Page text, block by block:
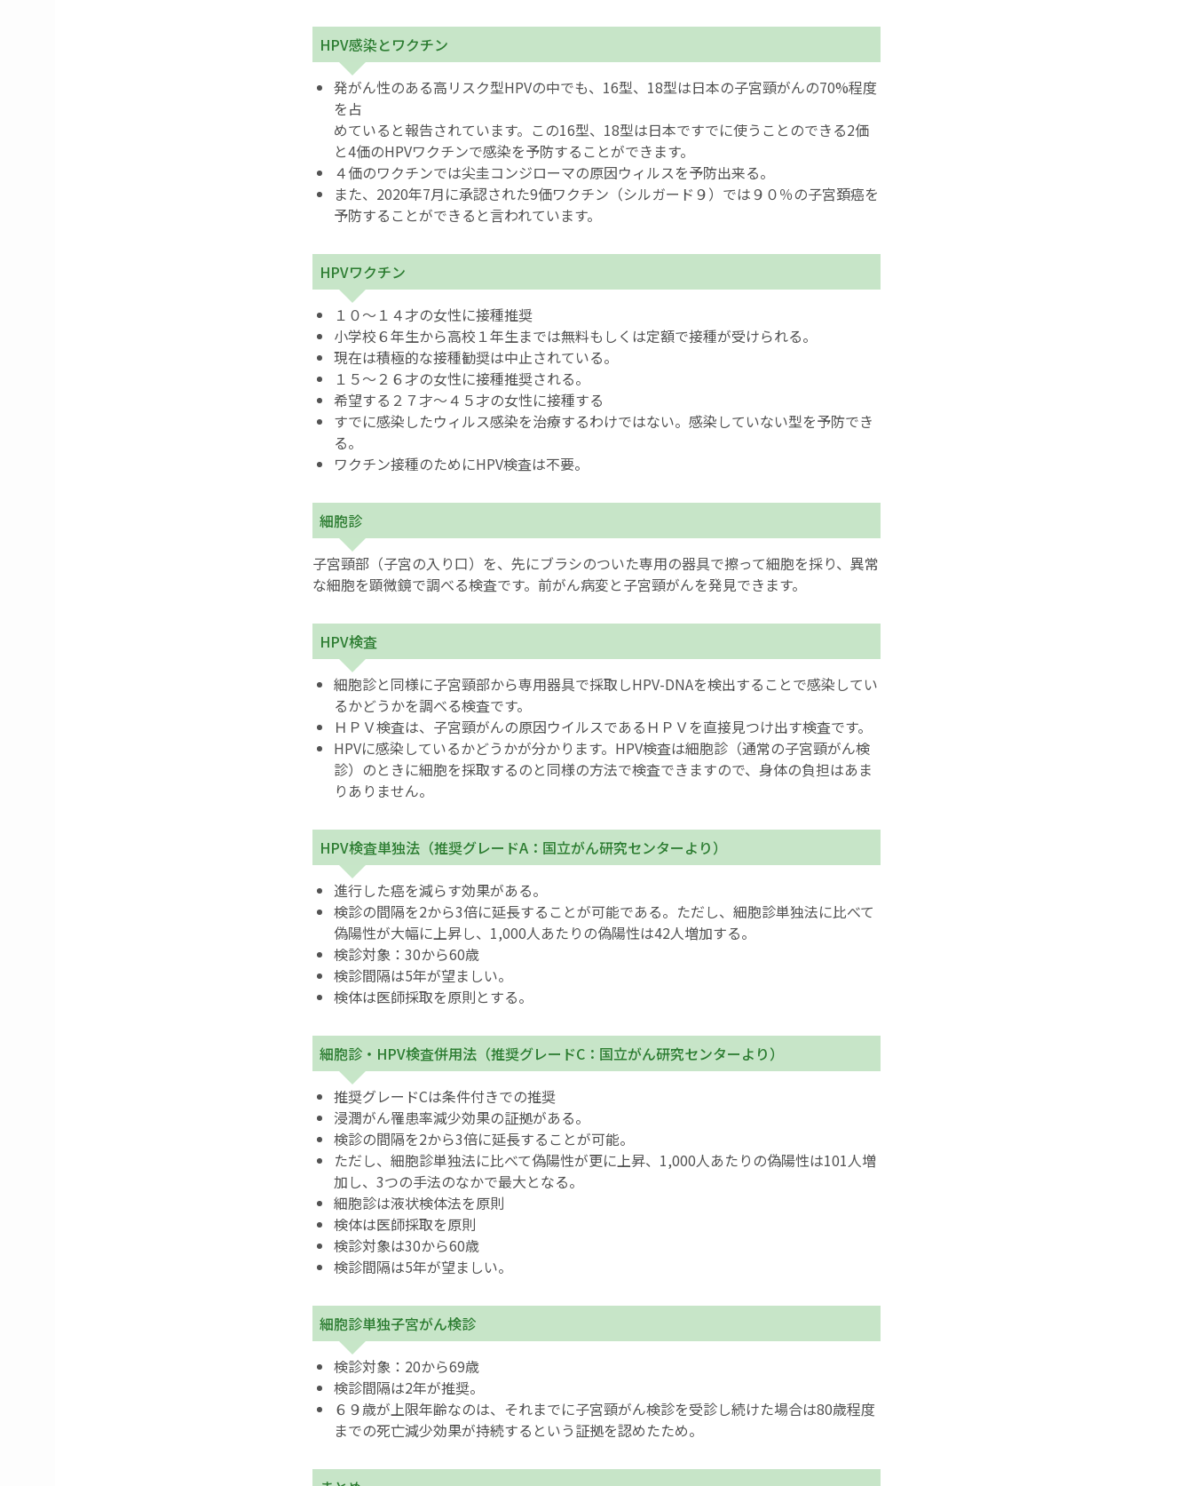
HPV感染とワクチン
発がん性のある高リスク型HPVの中でも、16型、18型は日本の子宮頸がんの70%程度
を占
めていると報告されています。この16型、18型は日本ですでに使うことのできる2価
と4価のHPVワクチンで感染を予防することができます。
４価のワクチンでは尖圭コンジローマの原因ウィルスを予防出来る。
また、2020年7月に承認された9価ワクチン（シルガード９）では９０％の子宮頚癌を
予防することができると言われています。
HPVワクチン
１０～１４才の女性に接種推奨
小学校６年生から高校１年生までは無料もしくは定額で接種が受けられる。
現在は積極的な接種勧奨は中止されている。
１５～２６才の女性に接種推奨される。
希望する２７才～４５才の女性に接種する
すでに感染したウィルス感染を治療するわけではない。感染していない型を予防でき
る。
ワクチン接種のためにHPV検査は不要。
細胞診
子宮頸部（子宮の入り口）を、先にブラシのついた専用の器具で擦って細胞を採り、異常
な細胞を顕微鏡で調べる検査です。前がん病変と子宮頸がんを発見できます。
HPV検査
細胞診と同様に子宮頸部から専用器具で採取しHPV-DNAを検出することで感染してい
るかどうかを調べる検査です。
ＨＰＶ検査は、子宮頸がんの原因ウイルスであるＨＰＶを直接見つけ出す検査です。
HPVに感染しているかどうかが分かります。HPV検査は細胞診（通常の子宮頸がん検
診）のときに細胞を採取するのと同様の方法で検査できますので、身体の負担はあま
りありません。
HPV検査単独法（推奨グレードA：国立がん研究センターより）
進行した癌を減らす効果がある。
検診の間隔を2から3倍に延長することが可能である。ただし、細胞診単独法に比べて
偽陽性が大幅に上昇し、1,000人あたりの偽陽性は42人増加する。
検診対象：30から60歳
検診間隔は5年が望ましい。
検体は医師採取を原則とする。
細胞診・HPV検査併用法（推奨グレードC：国立がん研究センターより）
推奨グレードCは条件付きでの推奨
浸潤がん罹患率減少効果の証拠がある。
検診の間隔を2から3倍に延長することが可能。
ただし、細胞診単独法に比べて偽陽性が更に上昇、1,000人あたりの偽陽性は101人増
加し、3つの手法のなかで最大となる。
細胞診は液状検体法を原則
検体は医師採取を原則
検診対象は30から60歳
検診間隔は5年が望ましい。
細胞診単独子宮がん検診
検診対象：20から69歳
検診間隔は2年が推奨。
６９歳が上限年齢なのは、それまでに子宮頸がん検診を受診し続けた場合は80歳程度
までの死亡減少効果が持続するという証拠を認めたため。